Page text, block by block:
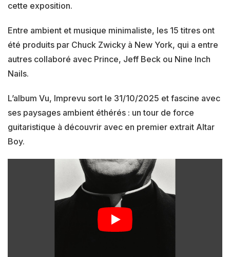
cette exposition.
Entre ambient et musique minimaliste, les 15 titres ont
été produits par Chuck Zwicky à New York, qui a entre
autres collaboré avec Prince, Jeff Beck ou Nine Inch
Nails.
L’album Vu, Imprevu sort le 31/10/2025 et fascine avec
ses paysages ambient éthérés : un tour de force
guitaristique à découvrir avec en premier extrait Altar
Boy.